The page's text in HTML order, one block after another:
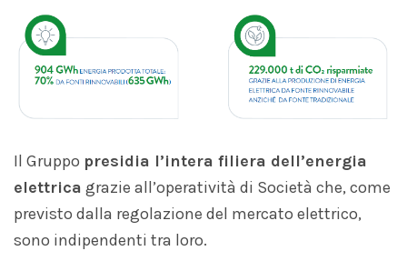
Il Gruppo presidia l’intera filiera dell’energia
elettrica grazie all’operatività di Società che, come
previsto dalla regolazione del mercato elettrico,
sono indipendenti tra loro.